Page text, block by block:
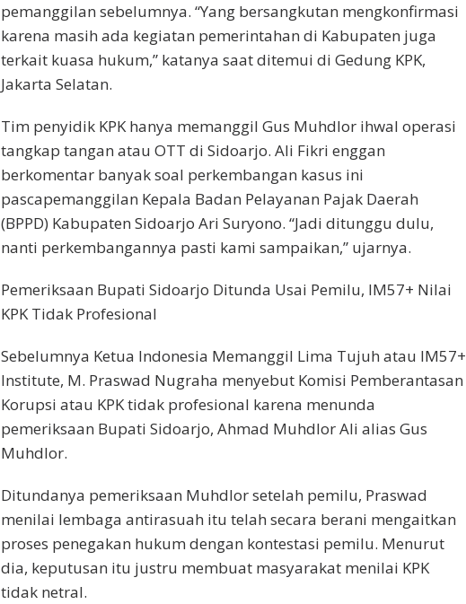
pemanggilan sebelumnya. “Yang bersangkutan mengkonfirmasi
karena masih ada kegiatan pemerintahan di Kabupaten juga
terkait kuasa hukum,” katanya saat ditemui di Gedung KPK,
Jakarta Selatan.
Tim penyidik KPK hanya memanggil Gus Muhdlor ihwal operasi
tangkap tangan atau OTT di Sidoarjo. Ali Fikri enggan
berkomentar banyak soal perkembangan kasus ini
pascapemanggilan Kepala Badan Pelayanan Pajak Daerah
(BPPD) Kabupaten Sidoarjo Ari Suryono. “Jadi ditunggu dulu,
nanti perkembangannya pasti kami sampaikan,” ujarnya.
Pemeriksaan Bupati Sidoarjo Ditunda Usai Pemilu, IM57+ Nilai
KPK Tidak Profesional
Sebelumnya Ketua Indonesia Memanggil Lima Tujuh atau IM57+
Institute, M. Praswad Nugraha menyebut Komisi Pemberantasan
Korupsi atau KPK tidak profesional karena menunda
pemeriksaan Bupati Sidoarjo, Ahmad Muhdlor Ali alias Gus
Muhdlor.
Ditundanya pemeriksaan Muhdlor setelah pemilu, Praswad
menilai lembaga antirasuah itu telah secara berani mengaitkan
proses penegakan hukum dengan kontestasi pemilu. Menurut
dia, keputusan itu justru membuat masyarakat menilai KPK
tidak netral.